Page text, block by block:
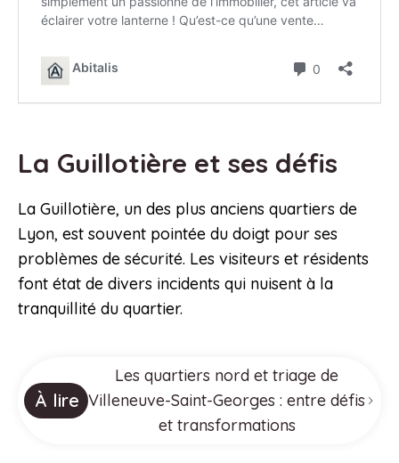
La Guillotière et ses défis
La Guillotière, un des plus anciens quartiers de
Lyon, est souvent pointée du doigt pour ses
problèmes de sécurité. Les visiteurs et résidents
font état de divers incidents qui nuisent à la
tranquillité du quartier.
À lire
Les quartiers nord et triage de
Villeneuve-Saint-Georges : entre défis
et transformations